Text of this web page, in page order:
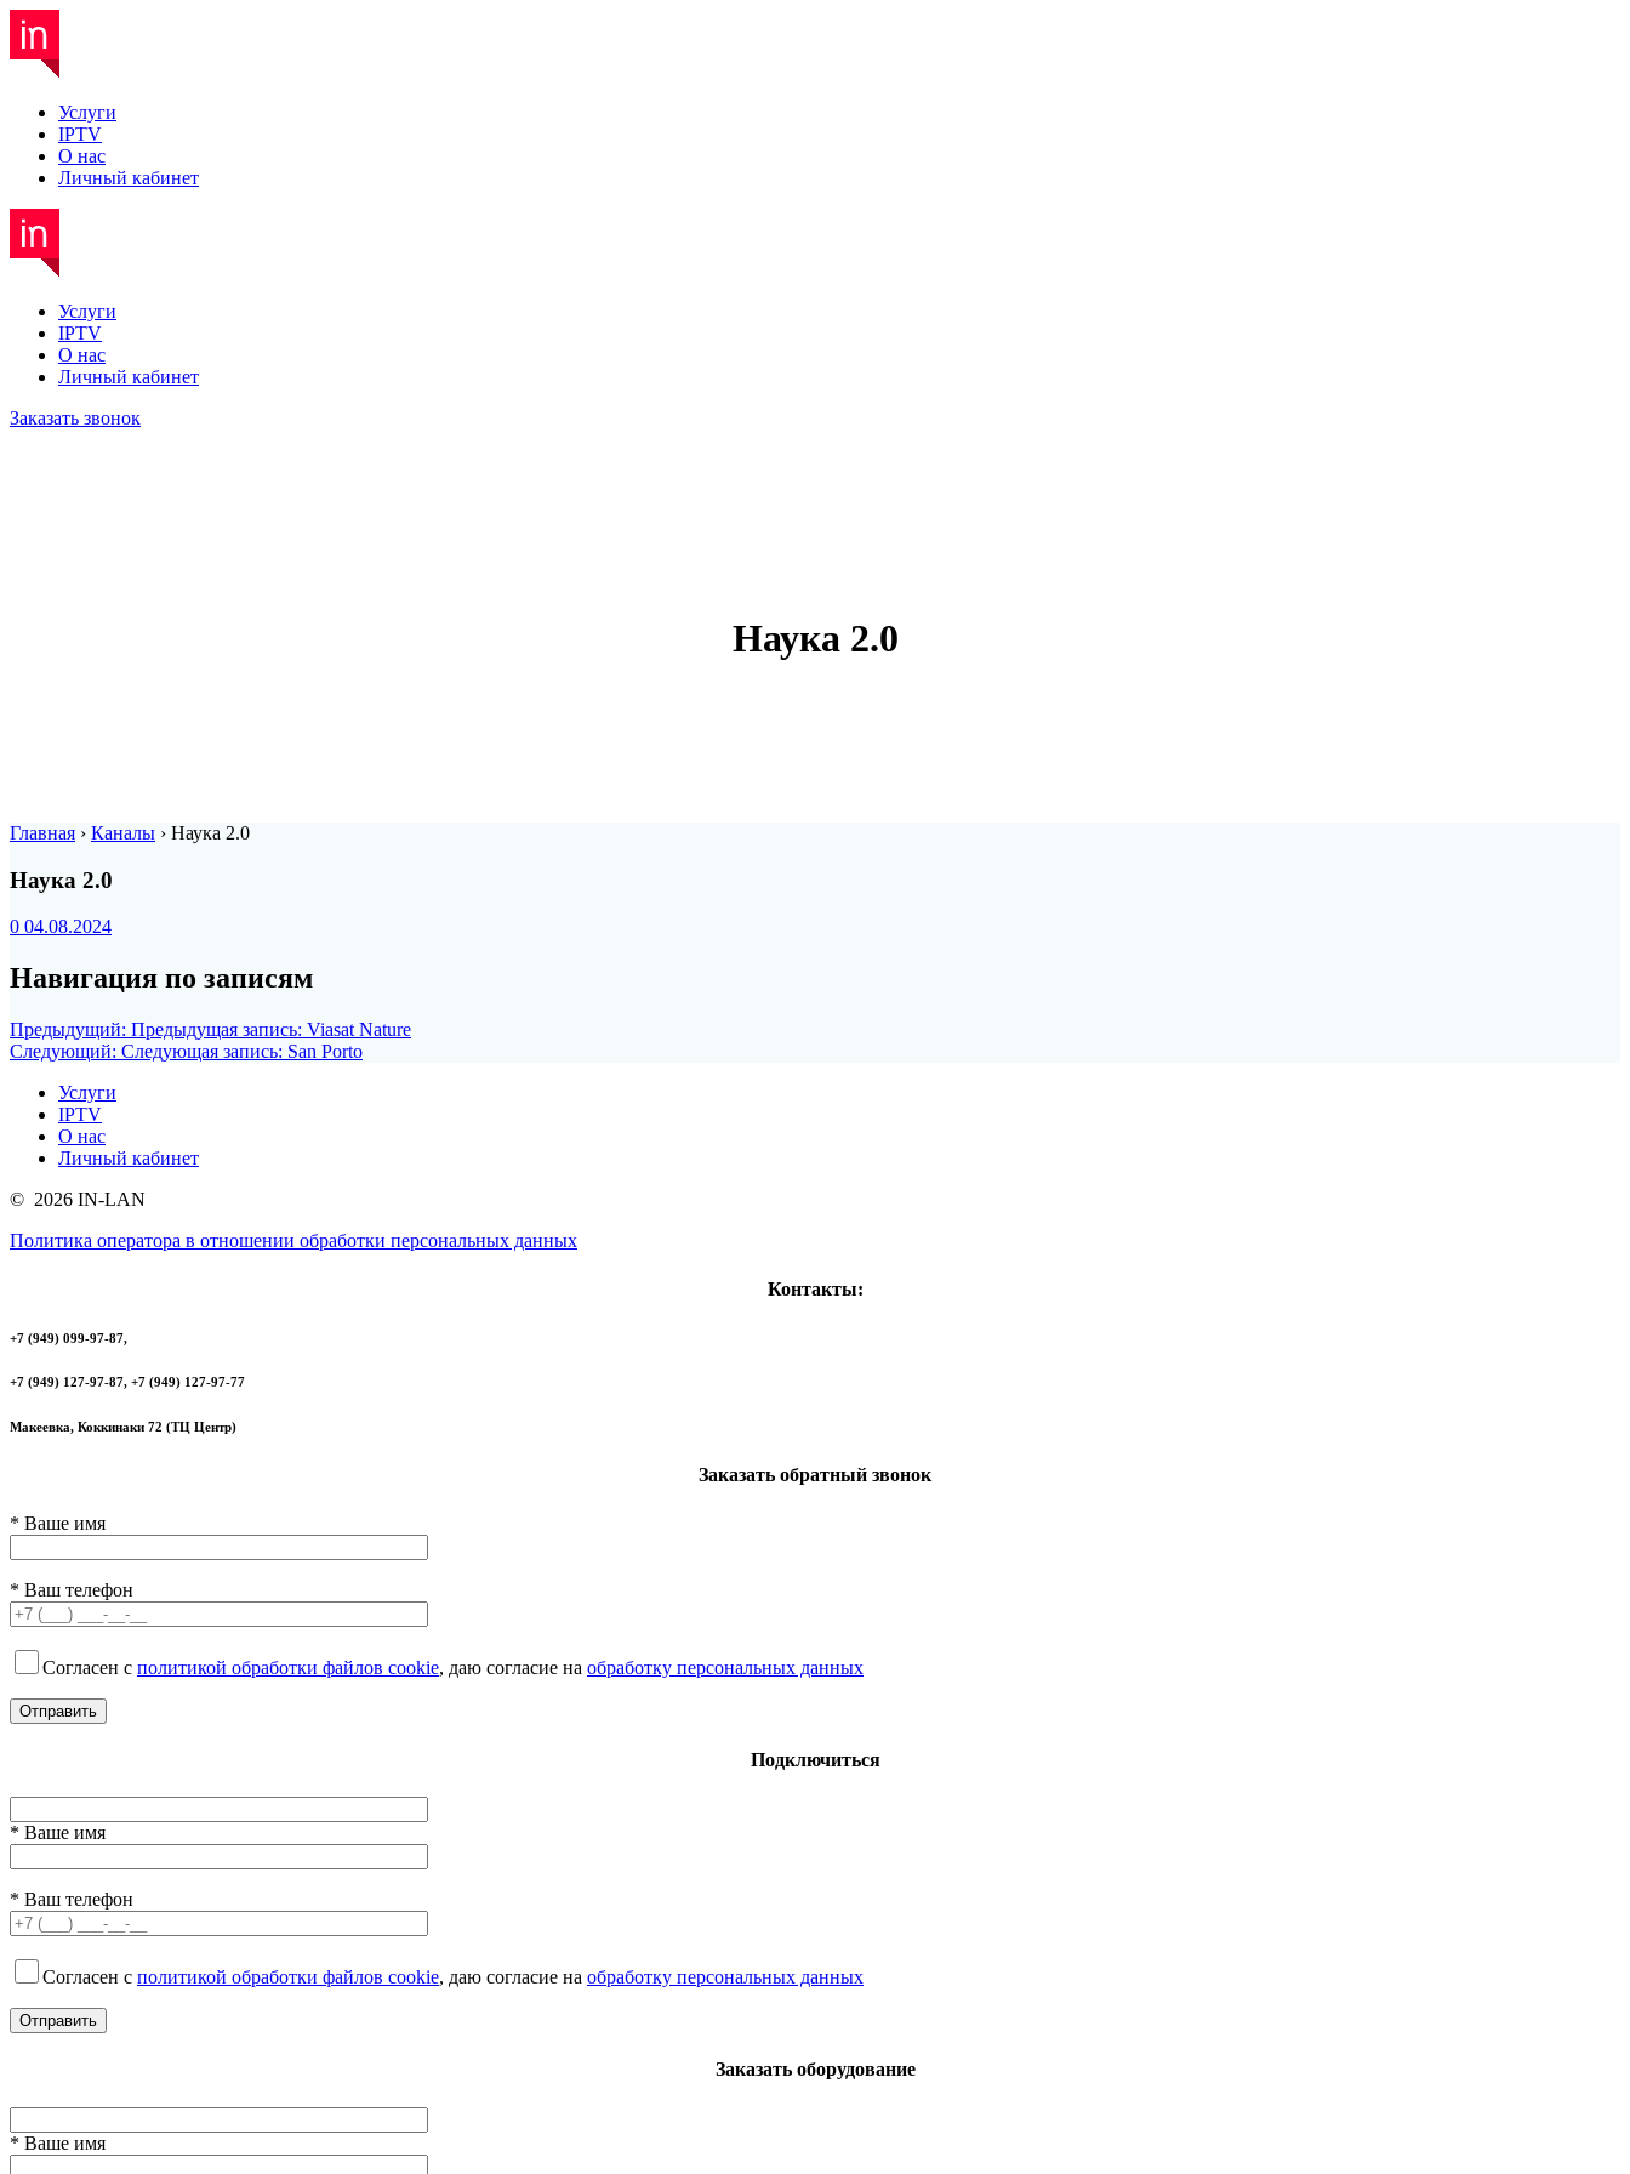
Услуги
IPTV
О нас
Личный кабинет
Услуги
IPTV
О нас
Личный кабинет
Заказать звонок
Наука 2.0
Главная › Каналы › Наука 2.0
Наука 2.0
0 04.08.2024
Навигация по записям
Предыдущий: Предыдущая запись: Viasat Nature
Следующий: Следующая запись: San Porto
Услуги
IPTV
О нас
Личный кабинет
© 2026 IN-LAN
Политика оператора в отношении обработки персональных данных
Контакты:
+7 (949) 099-97-87,
+7 (949) 127-97-87, +7 (949) 127-97-77
Макеевка, Коккинаки 72 (ТЦ Центр)
Заказать обратный звонок
* Ваше имя
* Ваш телефон
Согласен с политикой обработки файлов cookie, даю согласие на обработку персональных данных
Подключиться
* Ваше имя
* Ваш телефон
Согласен с политикой обработки файлов cookie, даю согласие на обработку персональных данных
Заказать оборудование
* Ваше имя